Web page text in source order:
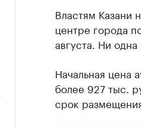
Властям Казани
центре города
августа. Ни
Начальная цена
более 927 тыс.
срок